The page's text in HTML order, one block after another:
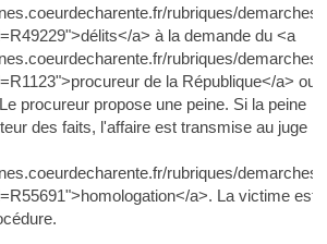
rubriques/demarches-
a> à la demande du <a
rubriques/demarches-
de la République</a> ou
procureur propose une peine. Si la peine
des faits, l'affaire est transmise au juge
rubriques/demarches-
a>. La victime est